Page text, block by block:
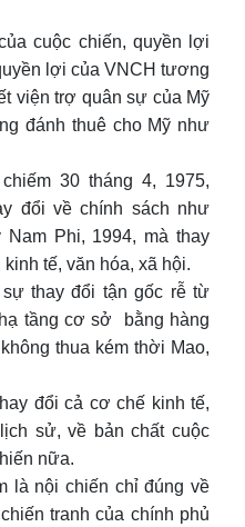
cuộc chiến, quyền lợi
lợi của VNCH tương
viện trợ quân sự của Mỹ
đánh thuê cho Mỹ như
30 tháng 4, 1975,
đổi về chính sách như
Phi, 1994, mà thay
tế, văn hóa, xã hội.
thay đổi tận gốc rễ từ
tầng cơ sở bằng hàng
thua kém thời Mao,
đổi cả cơ chế kinh tế,
sử, về bản chất cuộc
nữa.
là nội chiến chỉ đúng về
tranh của chính phủ